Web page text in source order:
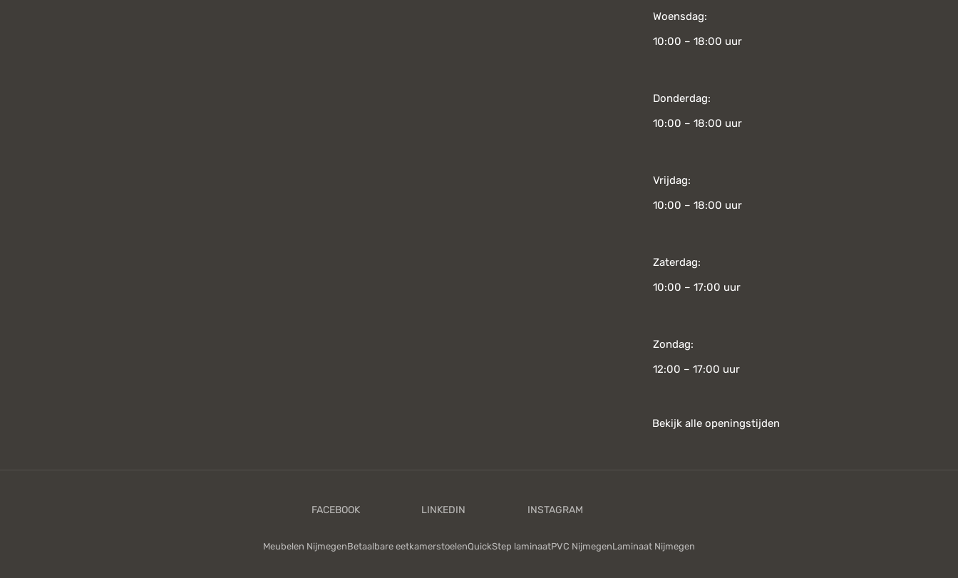
Woensdag:
10:00 – 18:00 uur
Donderdag:
10:00 – 18:00 uur
Vrijdag:
10:00 – 18:00 uur
Zaterdag:
10:00 – 17:00 uur
Zondag:
12:00 – 17:00 uur
Bekijk alle openingstijden
Meubelen NijmegenBetaalbare eetkamerstoelenQuickStep laminaatPVC NijmegenLaminaat Nijmegen